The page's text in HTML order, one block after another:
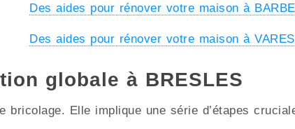
Des aides pour rénover votre maison à
Des aides pour rénover votre maison à
globale à BRESLES
Elle implique une série d’étapes